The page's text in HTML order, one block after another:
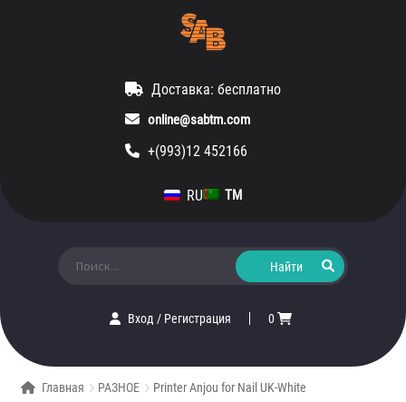
Доставка: бесплатно
online@sabtm.com
+(993)12 452166
RU TM
Вход/ Регистрация 0
Главная РАЗНОЕ Printer Anjou for Nail UK-White